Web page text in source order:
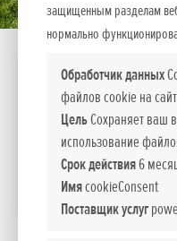
защищенным разделам
нормально
Обработчик данных
файлов cookie на
ЦельСохраняет ваш
использование
Срок действия6
ИмяcookieConsent
Поставщик услуг
MIIMO 2500 Live
Стоимость
EUR вкл. НДС 24%